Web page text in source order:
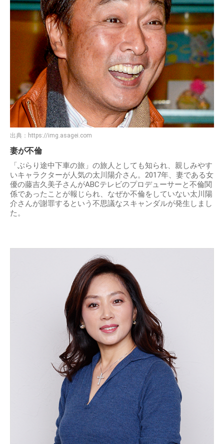
出典： https://img.asagei.com
妻が不倫
「ぶらり途中下車の旅」の旅人としても知られ、親しみやす
いキャラクターが人気の太川陽介さん。2017年、妻である女
優の藤吉久美子さんがABCテレビのプロデューサーと不倫関
係であったことが報じられ、なぜか不倫をしていない太川陽
介さんが謝罪するという不思議なスキャンダルが発生しまし
た。